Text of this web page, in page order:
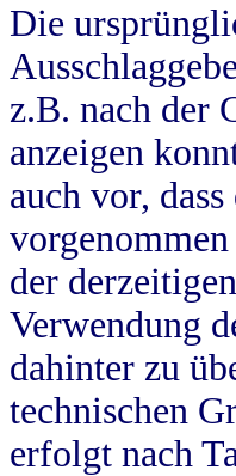
Die
z.B. nach der
anzeigen
auch vor,
der
Verwendung
dahinter zu
technischen
erfolgt nach